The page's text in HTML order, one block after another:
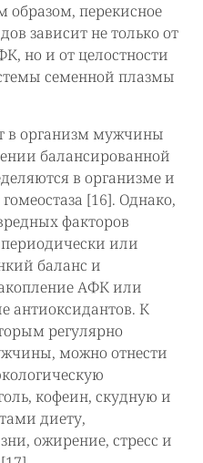
образом, перекисное
зависит не только от
но и от целостности
семенной плазмы
в организм мужчины
балансированной
в организме и
[16]. Однако,
факторов
периодически или
баланс и
АФК или
антиоксидантов. К
регулярно
можно отнести
кофеин, скудную и
диету,
ожирение, стресс и